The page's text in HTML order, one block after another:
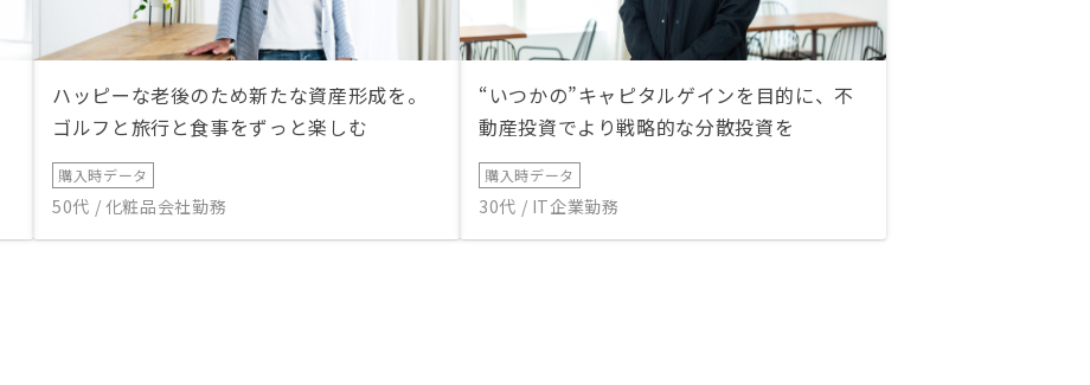
ハッピーな老後のため新たな資産形成を。
ゴルフと旅行と食事をずっと楽しむ
購入時データ
50代 / 化粧品会社勤務
“いつかの”キャピタルゲインを目的に、不
動産投資でより戦略的な分散投資を
購入時データ
30代 / IT企業勤務